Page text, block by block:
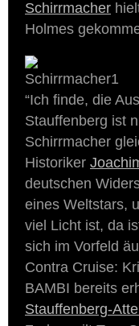
Schirrmacher
Holmes
“Ich finde, die
Stauffenberg ist
Schirrmacher
Historiker
deutschen
eines Weltstars,
viel Licht ist, da
sich im Vorfeld
Contra Cruise:
BAMBI bereits
Stauffenberg-